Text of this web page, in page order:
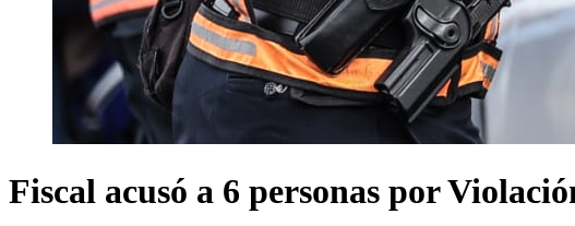
Fiscal acusó a 6 personas por